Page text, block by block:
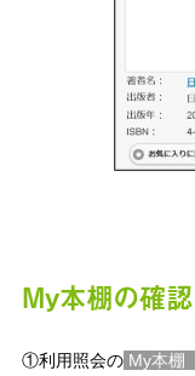
My本棚の確認
①利用照会のMy本棚